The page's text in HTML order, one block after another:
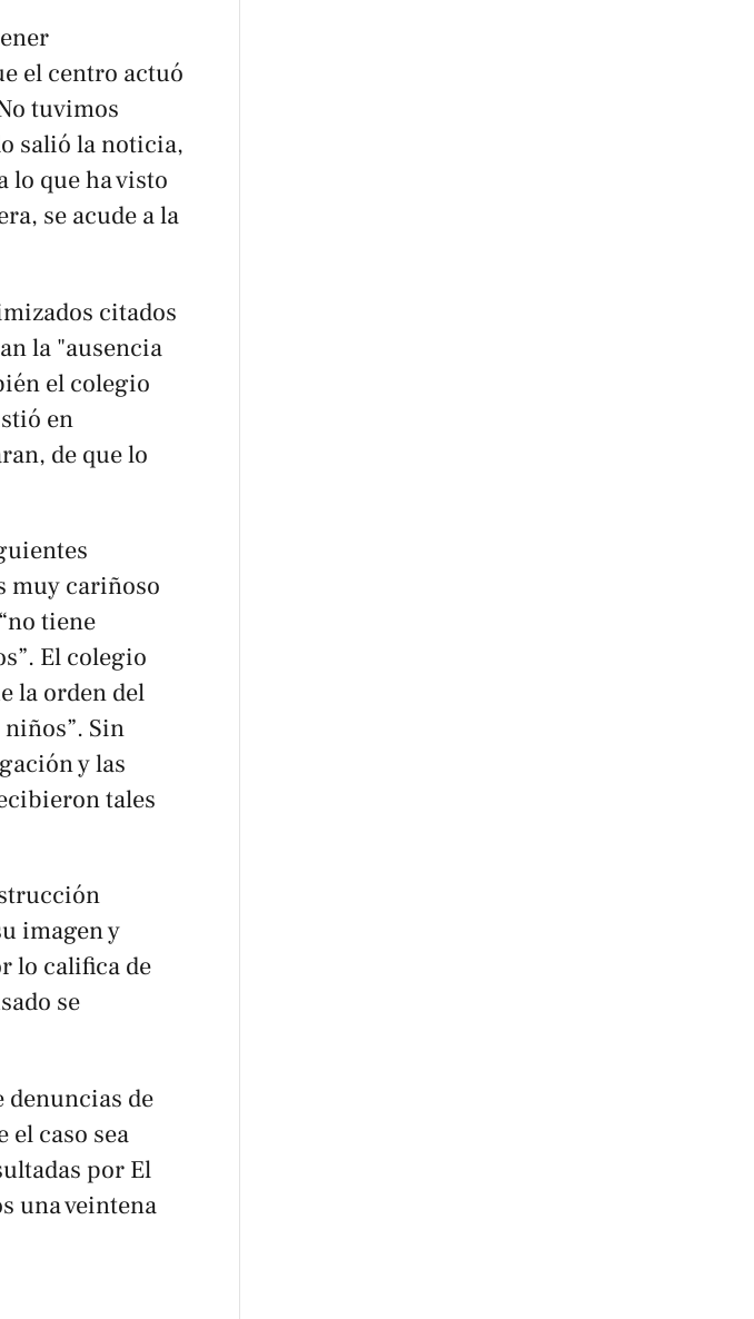
el centro actuó
tuvimos
salió la noticia,
lo que ha visto
se acude a la
citados
la "ausencia
el colegio
en
de que lo
muy cariñoso
tiene
El colegio
la orden del
Sin
y las
tales
imagen y
lo califica de
se
denuncias de
el caso sea
por El
una veintena